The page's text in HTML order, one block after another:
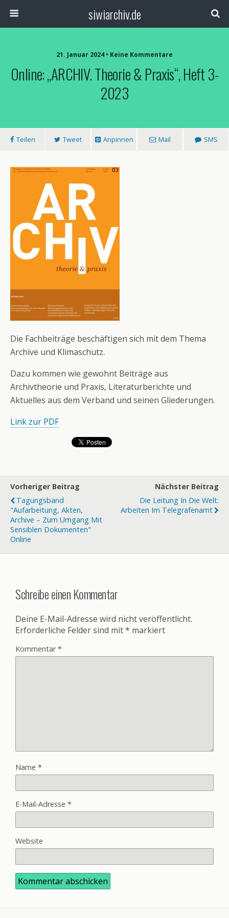
siwiarchiv.de
21. Januar 2024 • Keine Kommentare
Online: „ARCHIV. Theorie & Praxis“, Heft 3-
2023
Teilen Tweet Anpinnen Mail SMS
Die Fachbeiträge beschäftigen sich mit dem Thema
Archive und Klimaschutz.
Dazu kommen wie gewohnt Beiträge aus
Archivtheorie und Praxis, Literaturberichte und
Aktuelles aus dem Verband und seinen Gliederungen.
Link zur PDF
Vorheriger Beitrag
Tagungsband
"Aufarbeitung, Akten,
Archive – Zum Umgang Mit
Sensiblen Dokumenten"
Online
Nächster Beitrag
Die Leitung In Die Welt:
Arbeiten Im Telegrafenamt
Schreibe einen Kommentar
Deine E-Mail-Adresse wird nicht veröffentlicht.
Erforderliche Felder sind mit* markiert
Kommentar*
Name *
E-Mail-Adresse *
Website